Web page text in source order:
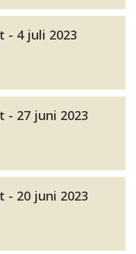
- 4 juli 2023
- 27 juni 2023
- 20 juni 2023